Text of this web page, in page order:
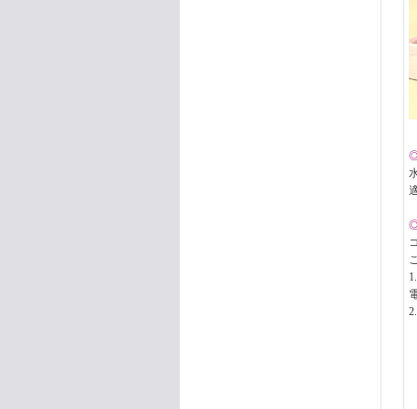
◎
◎